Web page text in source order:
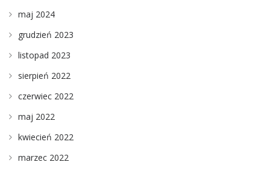
maj 2024
grudzień 2023
listopad 2023
sierpień 2022
czerwiec 2022
maj 2022
kwiecień 2022
marzec 2022